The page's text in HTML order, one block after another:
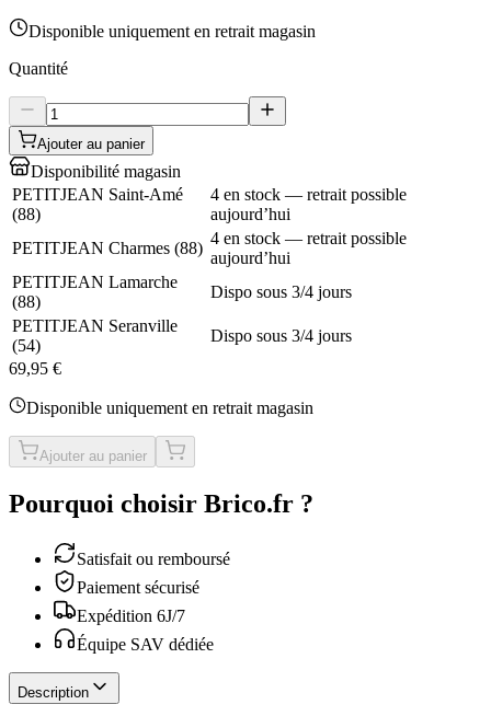
Disponible uniquement en retrait magasin
Quantité
Ajouter au panier
Disponibilité magasin
PETITJEAN Saint-Amé
(88)
4 en stock — retrait possible
aujourd’hui
PETITJEAN Charmes (88)
4 en stock — retrait possible
aujourd’hui
PETITJEAN Lamarche
(88)
Dispo sous 3/4 jours
PETITJEAN Seranville
(54)
Dispo sous 3/4 jours
69,95 €
Disponible uniquement en retrait magasin
Ajouter au panier
Pourquoi choisir Brico.fr ?
Satisfait ou remboursé
Paiement sécurisé
Expédition 6J/7
Équipe SAV dédiée
Description